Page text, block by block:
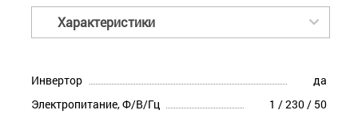
Характеристики
Инвертор
да
Электропитание, Ф/В/Гц
1 / 230 / 50